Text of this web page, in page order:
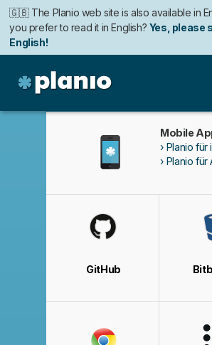
🇬🇧 The Planio web site is also available in
you prefer to read it in English? Yes, please
English!
Möchten Sie lieber auf Deutsch weiterlesen?
Deutsch wechseln!
Preise & Anmeldung
Mobile
Planio für
Planio für
GitHub